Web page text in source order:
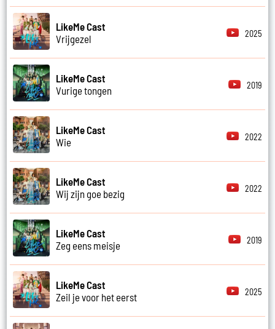
LikeMe Cast
Vrijgezel
2025
LikeMe Cast
Vurige tongen
2019
LikeMe Cast
Wie
2022
LikeMe Cast
Wij zijn goe bezig
2022
LikeMe Cast
Zeg eens meisje
2019
LikeMe Cast
Zeil je voor het eerst
2025